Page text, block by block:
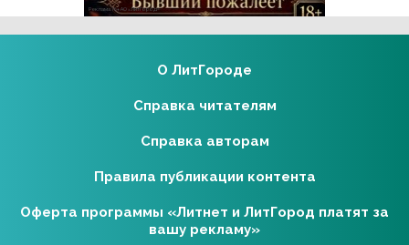
Реклама 16+ АО «ЛитГород»
О ЛитГороде
Справка читателям
Справка авторам
Правила публикации контента
Оферта программы «Литнет и ЛитГород платят за
вашу рекламу»